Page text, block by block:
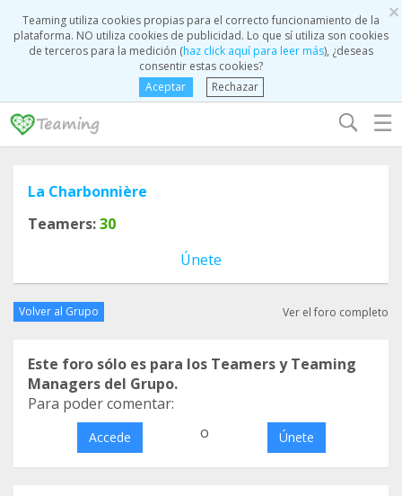
×
Teaming utiliza cookies propias para el correcto funcionamiento de la
plataforma. NO utiliza cookies de publicidad. Lo que sí utiliza son cookies
de terceros para la medición (haz click aquí para leer más), ¿deseas
consentir estas cookies?
Aceptar
Rechazar
☰
La Charbonnière
Teamers:30
Únete
Volver al Grupo Ver el foro completo
Este foro sólo es para los Teamers y Teaming
Managers del Grupo.
Para poder comentar:
Accede o Únete